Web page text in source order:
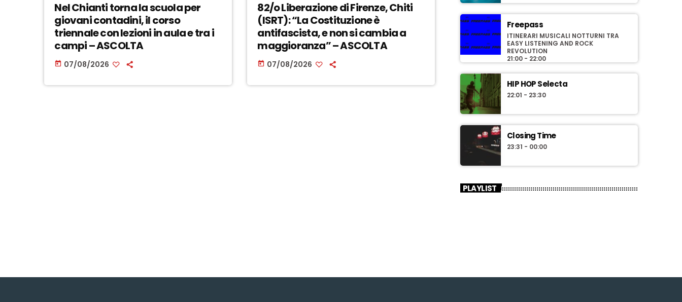
Nel Chianti torna la scuola per
giovani contadini, il corso
triennale con lezioni in aula e tra i
campi – ASCOLTA
today 07/08/2026
82/o Liberazione di Firenze, Chiti
(ISRT): “La Costituzione è
antifascista, e non si cambia a
maggioranza” – ASCOLTA
today 07/08/2026
Freepass
ITINERARI MUSICALI NOTTURNI TRA
EASY LISTENING AND ROCK
REVOLUTION
21:00 - 22:00
HIP HOP Selecta
22:01 - 23:30
Closing Time
23:31 - 00:00
PLAYLIST